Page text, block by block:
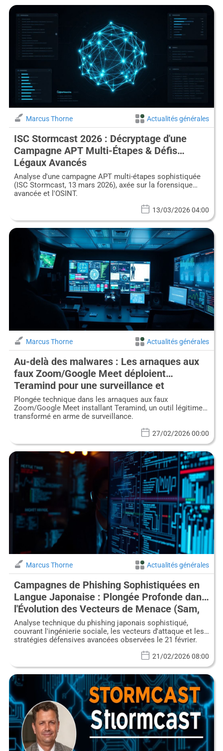
Marcus Thorne Actualités générales
ISC Stormcast 2026 : Décryptage d'une
Campagne APT Multi-Étapes & Défis
Légaux Avancés
Analyse d'une campagne APT multi-étapes sophistiquée
(ISC Stormcast, 13 mars 2026), axée sur la forensique
avancée et l'OSINT.
13/03/2026 04:00
Marcus Thorne Actualités générales
Au-delà des malwares : Les arnaques aux
faux Zoom/Google Meet déploient
Teramind pour une surveillance et
exfiltration de données secrètes
Plongée technique dans les arnaques aux faux
Zoom/Google Meet installant Teramind, un outil légitime
transformé en arme de surveillance.
27/02/2026 00:00
Marcus Thorne Actualités générales
Campagnes de Phishing Sophistiquées en
Langue Japonaise : Plongée Profonde dans
l'Évolution des Vecteurs de Menace (Sam,
21 Fév)
Analyse technique du phishing japonais sophistiqué,
couvrant l'ingénierie sociale, les vecteurs d'attaque et les
stratégies défensives avancées observées le 21 février.
21/02/2026 08:00